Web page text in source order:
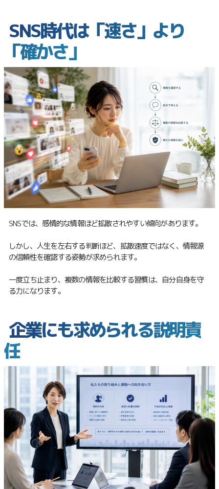
SNS時代は「速さ」より
「確かさ」
SNSでは、感情的な情報ほど拡散されやすい傾向があります。
しかし、人生を左右する判断ほど、拡散速度ではなく、情報源
の信頼性を確認する姿勢が求められます。
一度立ち止まり、複数の情報を比較する習慣は、自分自身を守
る力になります。
企業にも求められる説明責
任